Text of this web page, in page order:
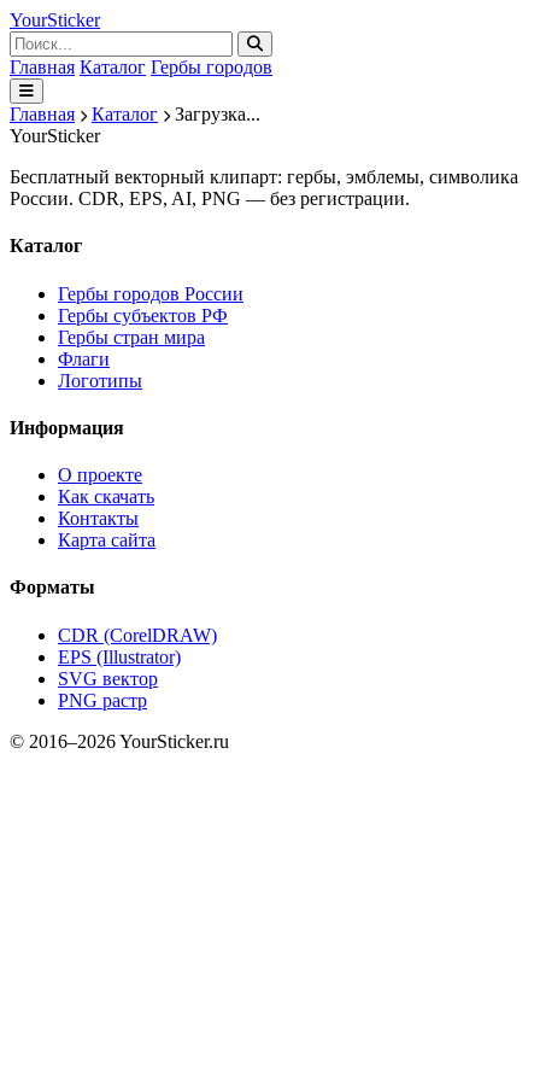
YourSticker
Главная Каталог Гербы городов
Главная Каталог
Загрузка...
YourSticker
Бесплатный векторный клипарт: гербы, эмблемы, символика
России. CDR, EPS, AI, PNG — без регистрации.
Каталог
Гербы городов России
Гербы субъектов РФ
Гербы стран мира
Флаги
Логотипы
Информация
О проекте
Как скачать
Контакты
Карта сайта
Форматы
CDR (CorelDRAW)
EPS (Illustrator)
SVG вектор
PNG растр
© 2016–2026 YourSticker.ru